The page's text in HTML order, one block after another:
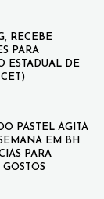
RECEBE
PARA
ESTADUAL DE
PASTEL AGITA
EM BH
PARA
GOSTOS